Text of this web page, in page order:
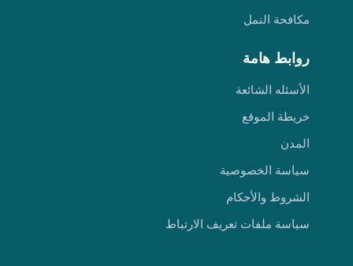
مكافحة النمل
روابط هامة
الأسئله الشائعة
خريطة الموقع
المدن
سياسة الخصوصية
الشروط والأحكام
سياسة ملفات تعريف الارتباط